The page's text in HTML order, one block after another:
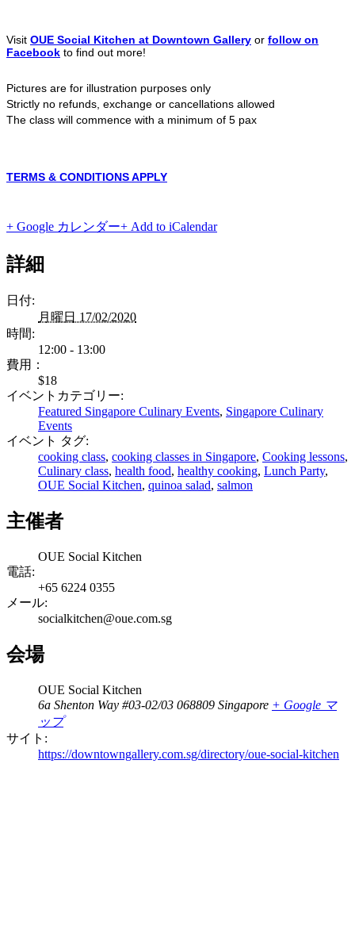
Visit OUE Social Kitchen at Downtown Gallery or follow on
Facebook to find out more!
Pictures are for illustration purposes only
Strictly no refunds, exchange or cancellations allowed
The class will commence with a minimum of 5 pax
TERMS & CONDITIONS APPLY
+ Google カレンダー+ Add to iCalendar
詳細
日付:
月曜日 17/02/2020
時間:
12:00 - 13:00
費用：
$18
イベントカテゴリー:
Featured Singapore Culinary Events, Singapore Culinary
Events
イベント タグ:
cooking class, cooking classes in Singapore, Cooking lessons,
Culinary class, health food, healthy cooking, Lunch Party,
OUE Social Kitchen, quinoa salad, salmon
主催者
OUE Social Kitchen
電話:
+65 6224 0355
メール:
socialkitchen@oue.com.sg
会場
OUE Social Kitchen
6a Shenton Way #03-02/03 068809 Singapore + Google マ
ップ
サイト:
https://downtowngallery.com.sg/directory/oue-social-kitchen